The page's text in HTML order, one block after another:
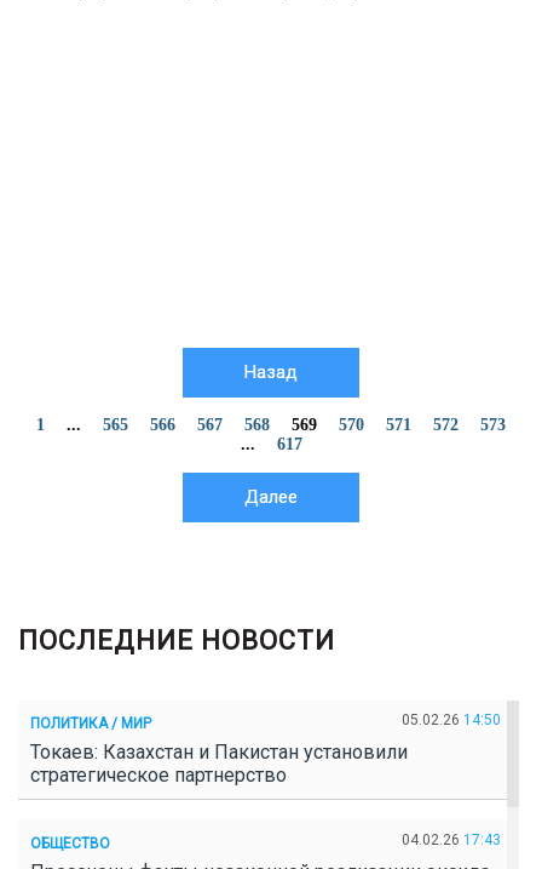
Назад
1 ... 565 566 567 568 569 570 571 572
573
...
617
Далее
ПОСЛЕДНИЕ НОВОСТИ
ПОЛИТИКА / МИР 05.02.26 14:50
Токаев: Казахстан и Пакистан установили
стратегическое партнерство
ОБЩЕСТВО 04.02.26 17:43